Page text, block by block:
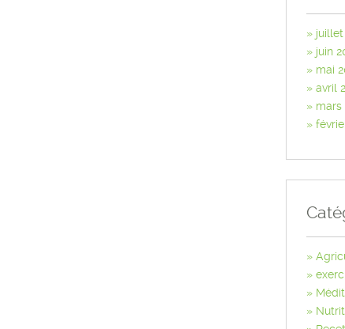
juillet
juin
mai
avril
mars